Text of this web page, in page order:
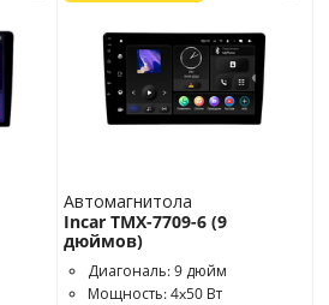
Автомагнитола
Incar TMX-7709-6 (9
дюймов)
Диагональ: 9 дюйм
Мощность: 4x50 Вт